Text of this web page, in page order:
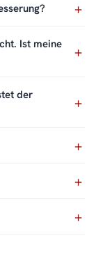
Ist meine
der